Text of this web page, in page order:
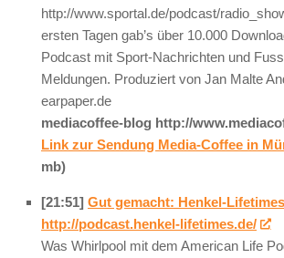
http://www.sportal.de/podcast/
ersten Tagen gab’s über 10.000
Podcast mit Sport-Nachrichten und
Meldungen. Produziert von Jan Malte
earpaper.de
mediacoffee-blog http://
Link zur Sendung Media-Coffee in
mb)
[21:51] Gut gemacht: Henkel-
http://podcast.henkel-lifetimes.de/
Was Whirlpool mit dem American Life